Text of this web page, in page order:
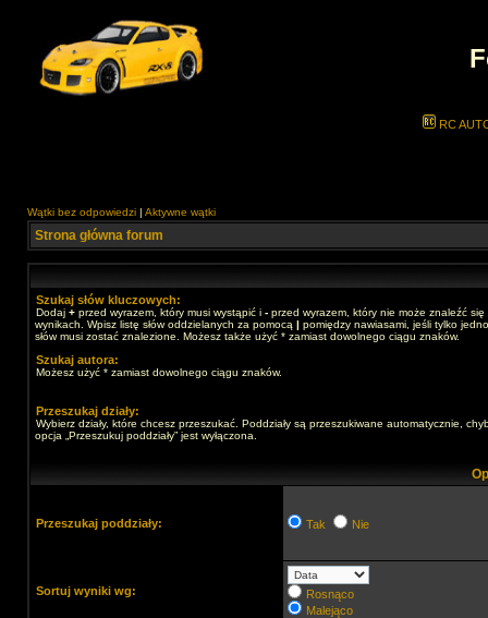
RC
Wątki bez odpowiedzi | Aktywne wątki
Strona główna forum
Szukaj słów kluczowych:
Dodaj + przed wyrazem, który musi wystąpić i - przed wyrazem, który nie może znaleźć się
wynikach. Wpisz listę słów oddzielanych za pomocą | pomiędzy nawiasami, jeśli tylko
słów musi zostać znalezione. Możesz także użyć * zamiast dowolnego ciągu znaków.
Szukaj autora:
Możesz użyć * zamiast dowolnego ciągu znaków.
Przeszukaj działy:
Wybierz działy, które chcesz przeszukać. Poddziały są przeszukiwane automatycznie,
opcja „Przeszukuj poddziały” jest wyłączona.
Przeszukaj poddziały: Tak Nie
Sortuj wyniki wg:
Rosnąco
Malejąco